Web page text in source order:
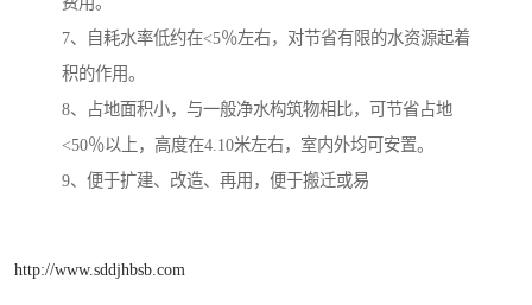
7、自耗水率低约在<5％左右，对节省有限的水资源起着
积的作用。
8、占地面积小，与一般净水构筑物相比，可节省占地
<50％以上，高度在4.10米左右，室内外均可安置。
9、便于扩建、改造、再用，便于搬迁或易
http://www.sddjhbsb.com